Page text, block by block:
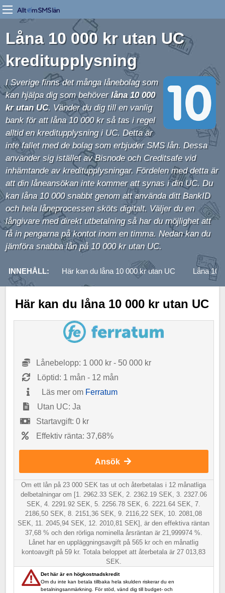
Låna 10 000 kr utan UC
kreditupplysning
I Sverige finns det många lånebolag som
kan hjälpa dig som behöverlåna 10 000
kr utan UC. Vänder du dig till en vanlig
bank för att låna 10 000 kr så tas i regel
alltid en kreditupplysning i UC. Detta är
inte fallet med de bolag som erbjuder SMS lån. Dessa
använder sig istället av Bisnode och Creditsafe vid
inhämtande av kreditupplysningar. Fördelen med detta är
att din låneansökan inte kommer att synas i din UC. Du
kan låna 10 000 snabbt genom att använda ditt BankID
och hela låneprocessen sköts digitalt. Väljer du en
långivare med direkt utbetalningså har du möjlighet att
få in pengarna på kontot inom en timma. Nedan kan du
jämföra snabba lån på 10 000 kr utan UC.
INNEHÅLL: Här kan du låna 10 000 kr utan UC Låna 10
Här kan du låna 10 000 kr utan UC
Lånebelopp: 1 000 kr - 50 000 kr
Löptid: 1 mån - 12 mån
Läs mer om Ferratum
Utan UC: Ja
Startavgift: 0 kr
Effektiv ränta: 37,68%
Ansök
Om ett lån på 23 000 SEK tas ut och återbetalas i 12 månatliga
delbetalningar om [1. 2962.33 SEK, 2. 2362.19 SEK, 3. 2327.06
SEK, 4. 2291.92 SEK, 5. 2256.78 SEK, 6. 2221.64 SEK, 7.
2186,50 SEK, 8. 2151,36 SEK, 9. 2116,22 SEK, 10. 2081,08
SEK, 11. 2045,94 SEK, 12. 2010,81 SEK], är den effektiva räntan
37,68 % och den rörliga nominella årsräntan är 21,999974 %.
Lånet har en uppläggningsavgift på 565 kr och en månatlig
kontoavgift på 59 kr. Totala beloppet att återbetala är 27 013,83
SEK.
Det här är en högkostnadskredit
Om du inte kan betala tillbaka hela skulden riskerar du en
betalningsanmärkning. För stöd, vänd dig till budget- och